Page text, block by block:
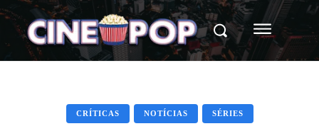
CRÍTICAS NOTÍCIAS SÉRIES